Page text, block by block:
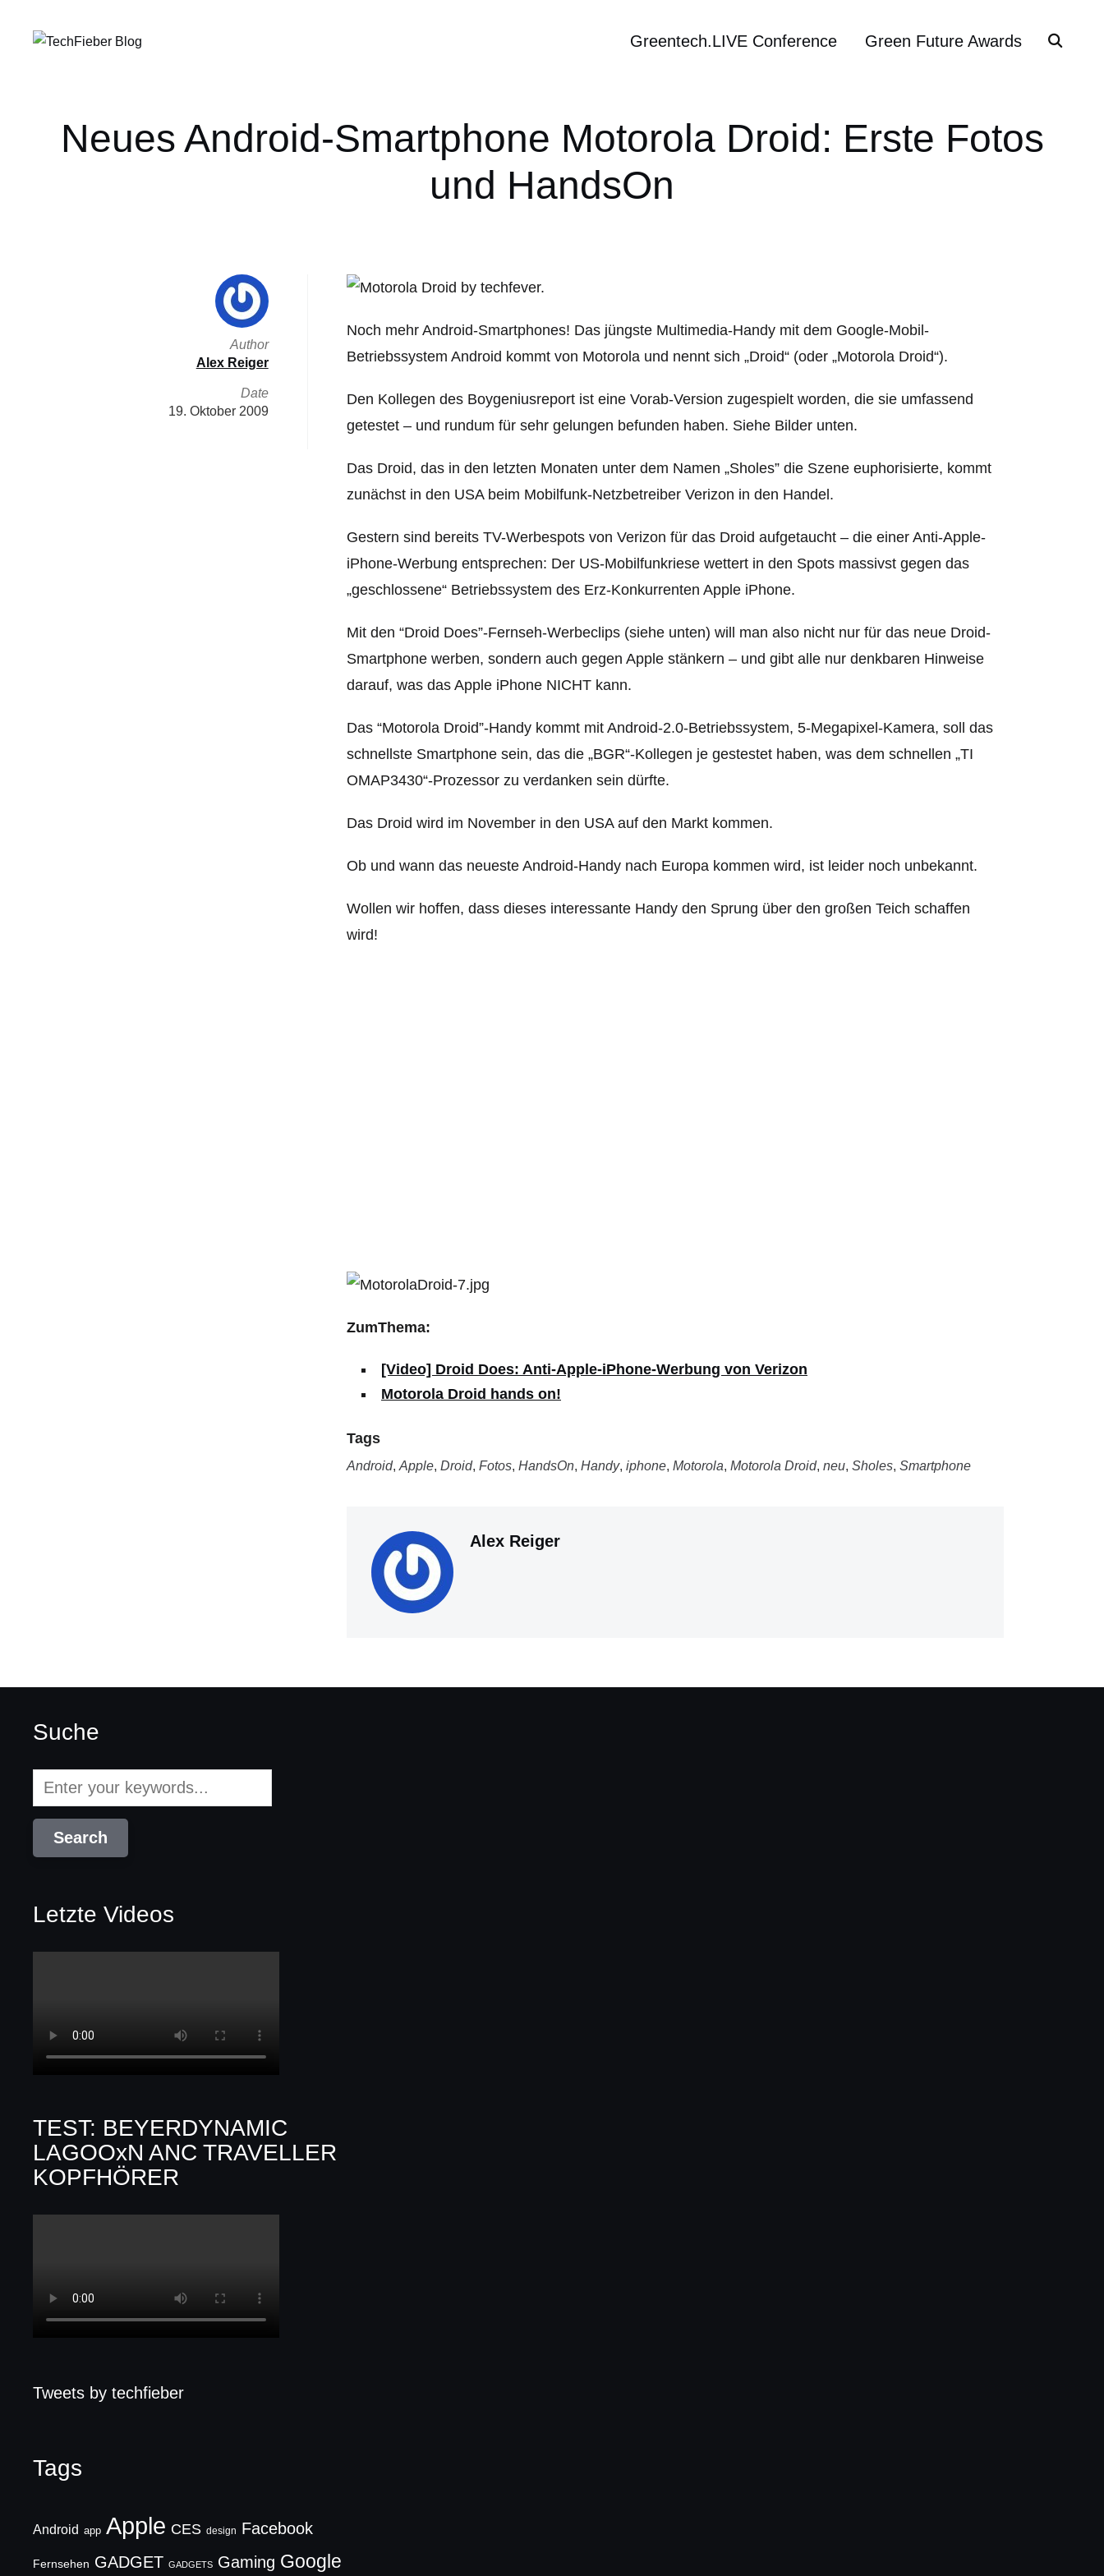
Greentech.LIVE Conference Green Future Awards
Neues Android-Smartphone Motorola Droid: Erste Fotos
und HandsOn
Noch mehr Android-Smartphones! Das jüngste Multimedia-Handy mit dem Google-Mobil-
Betriebssystem Android kommt von Motorola und nennt sich „Droid“ (oder „Motorola Droid“).
Den Kollegen des Boygeniusreport ist eine Vorab-Version zugespielt worden, die sie umfassend
getestet – und rundum für sehr gelungen befunden haben. Siehe Bilder unten.
Das Droid, das in den letzten Monaten unter dem Namen „Sholes” die Szene euphorisierte, kommt
zunächst in den USA beim Mobilfunk-Netzbetreiber Verizon in den Handel.
Gestern sind bereits TV-Werbespots von Verizon für das Droid aufgetaucht – die einer Anti-Apple-
iPhone-Werbung entsprechen: Der US-Mobilfunkriese wettert in den Spots massivst gegen das
„geschlossene“ Betriebssystem des Erz-Konkurrenten Apple iPhone.
Mit den “Droid Does”-Fernseh-Werbeclips (siehe unten) will man also nicht nur für das neue Droid-
Smartphone werben, sondern auch gegen Apple stänkern – und gibt alle nur denkbaren Hinweise
darauf, was das Apple iPhone NICHT kann.
Das “Motorola Droid”-Handy kommt mit Android-2.0-Betriebssystem, 5-Megapixel-Kamera, soll das
schnellste Smartphone sein, das die „BGR“-Kollegen je gestestet haben, was dem schnellen „TI
OMAP3430“-Prozessor zu verdanken sein dürfte.
Das Droid wird im November in den USA auf den Markt kommen.
Ob und wann das neueste Android-Handy nach Europa kommen wird, ist leider noch unbekannt.
Wollen wir hoffen, dass dieses interessante Handy den Sprung über den großen Teich schaffen
wird!
ZumThema:
[Video] Droid Does: Anti-Apple-iPhone-Werbung von Verizon
Motorola Droid hands on!
Tags
Android, Apple, Droid, Fotos, HandsOn, Handy, iphone, Motorola, Motorola Droid, neu, Sholes, Smartphone
Alex Reiger
Author
Alex Reiger
Date
19. Oktober 2009
Suche
Letzte Videos
TEST: BEYERDYNAMIC
LAGOOxN ANC TRAVELLER
KOPFHÖRER
Tweets by techfieber
Tags
Android app Apple CES design Facebook
Fernsehen GADGET GADGETS Gaming Google